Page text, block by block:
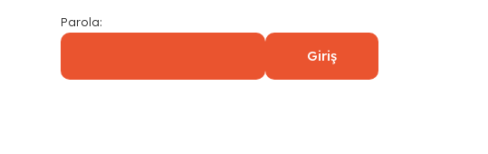
Parola: